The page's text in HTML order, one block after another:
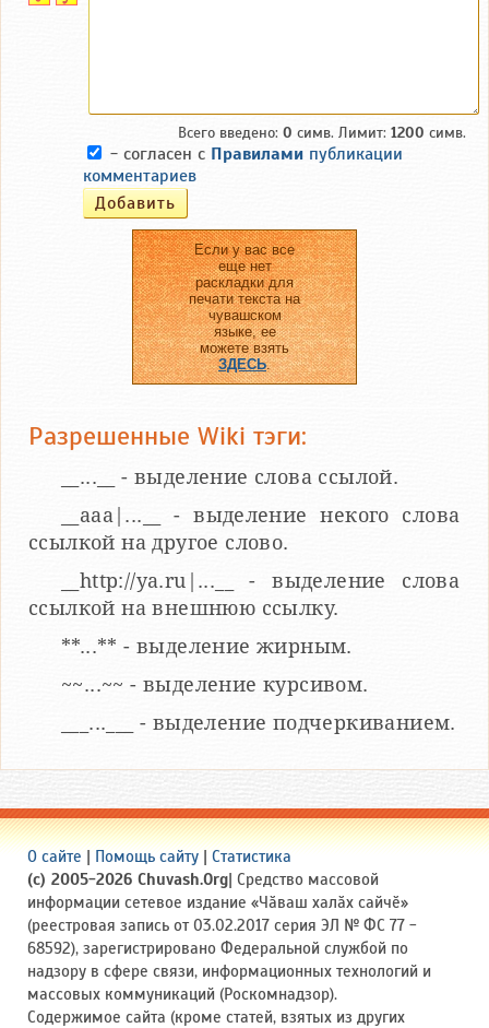
Всего введено: 0 симв. Лимит: 1200 симв.
- согласен с Правилами публикации
комментариев
Если у вас все
еще нет
раскладки для
печати текста на
чувашском
языке, ее
можете взять
ЗДЕСЬ.
Разрешенные Wiki тэги:
__...__ - выделение слова ссылой.
__aaa|...__ - выделение некого слова
ссылкой на другое слово.
__http://ya.ru|...__ - выделение слова
ссылкой на внешнюю ссылку.
**...** - выделение жирным.
~~...~~ - выделение курсивом.
___...___ - выделение подчеркиванием.
О сайте | Помощь сайту | Статистика
(c) 2005-2026 Chuvash.Org| Средство массовой
информации сетевое издание «Чӑваш халӑх сайчӗ»
(реестровая запись от 03.02.2017 серия ЭЛ № ФС 77 -
68592), зарегистрировано Федеральной службой по
надзору в сфере связи, информационных технологий и
массовых коммуникаций (Роскомнадзор).
Содержимое сайта (кроме статей, взятых из других